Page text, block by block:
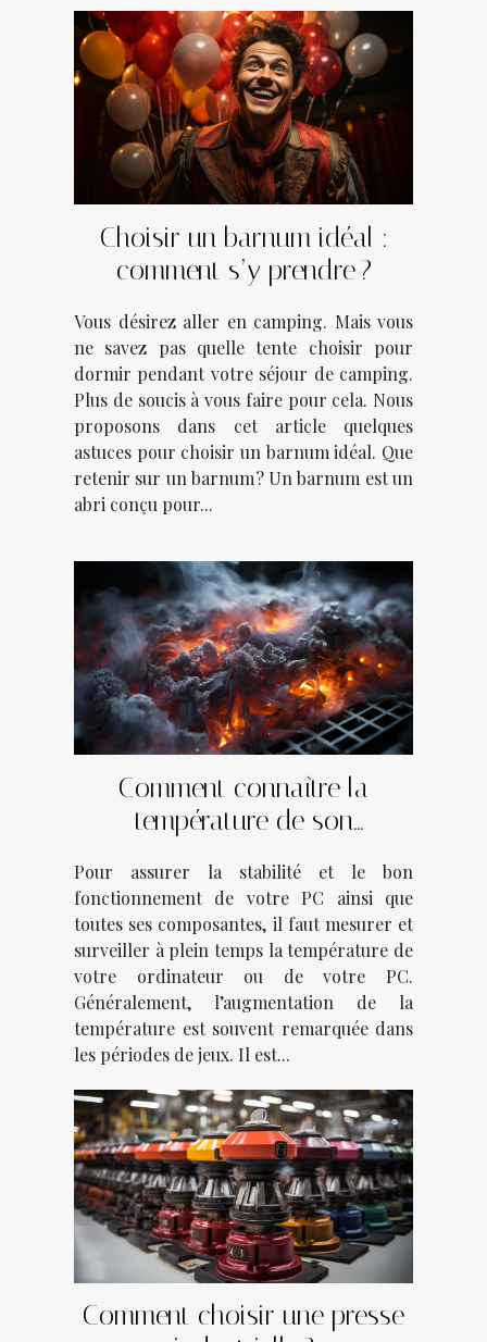
Choisir un barnum idéal :
comment s’y prendre ?
Vous désirez aller en camping. Mais vous
ne savez pas quelle tente choisir pour
dormir pendant votre séjour de camping.
Plus de soucis à vous faire pour cela. Nous
proposons dans cet article quelques
astuces pour choisir un barnum idéal. Que
retenir sur un barnum ? Un barnum est un
abri conçu pour...
Comment connaître la
température de son
Pour assurer la stabilité et le bon
fonctionnement de votre PC ainsi que
toutes ses composantes, il faut mesurer et
surveiller à plein temps la température de
votre ordinateur ou de votre PC.
Généralement, l’augmentation de la
température est souvent remarquée dans
les périodes de jeux. Il est...
Comment choisir une presse